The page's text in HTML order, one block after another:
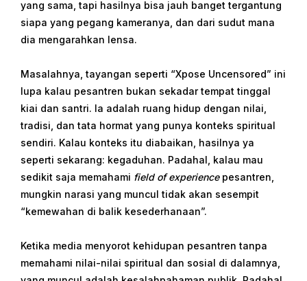
yang sama, tapi hasilnya bisa jauh banget tergantung
siapa yang pegang kameranya, dan dari sudut mana
dia mengarahkan lensa.
Masalahnya, tayangan seperti “Xpose Uncensored” ini
lupa kalau pesantren bukan sekadar tempat tinggal
kiai dan santri. Ia adalah ruang hidup dengan nilai,
tradisi, dan tata hormat yang punya konteks spiritual
sendiri. Kalau konteks itu diabaikan, hasilnya ya
seperti sekarang: kegaduhan. Padahal, kalau mau
sedikit saja memahami field of experiencepesantren,
mungkin narasi yang muncul tidak akan sesempit
“kemewahan di balik kesederhanaan”.
Ketika media menyorot kehidupan pesantren tanpa
memahami nilai-nilai spiritual dan sosial di dalamnya,